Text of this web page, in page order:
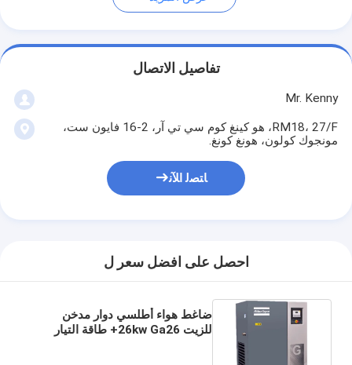
تفاصيل الاتصال
Mr. Kenny
RM18، 27/F، هو كينغ كوم سي تي آر، 2-16 فايون ست،
مونجوك كولون، هونغ كونغ.
ﺎﺘﺼﻟ ﺍﻶﻧ
احصل على افضل سعر ل
ضاغط هواء أطلسي دوار مدخن
للزيت 26kw Ga26+ طاقة التيار